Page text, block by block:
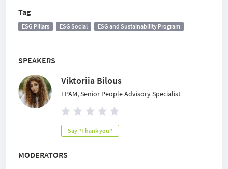
SPEAKERS
Viktoriia Bilous
EPAM, Senior People Advisory Specialist
Say "Thank you"
MODERATORS
Tag
ESG Pillars ESG Social ESG and Sustainability Program